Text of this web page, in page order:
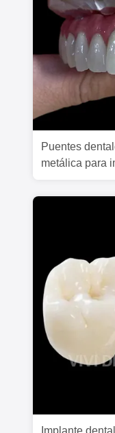
Puentes
metálica para
Implante